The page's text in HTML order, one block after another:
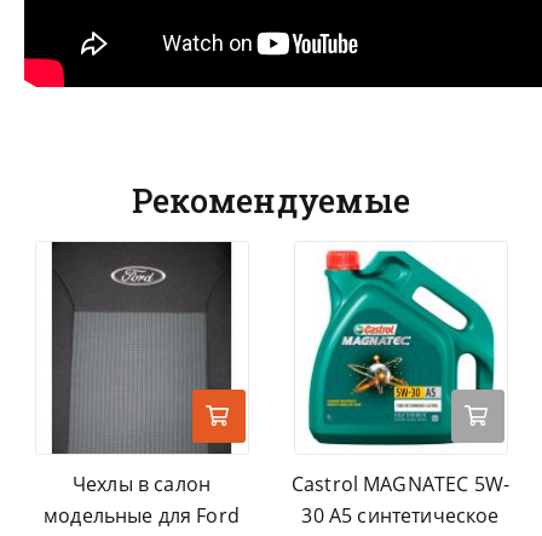
Рекомендуемые
Чехлы в салон
модельные для Ford
Castrol MAGNATEC 5W-
30 A5 синтетическое